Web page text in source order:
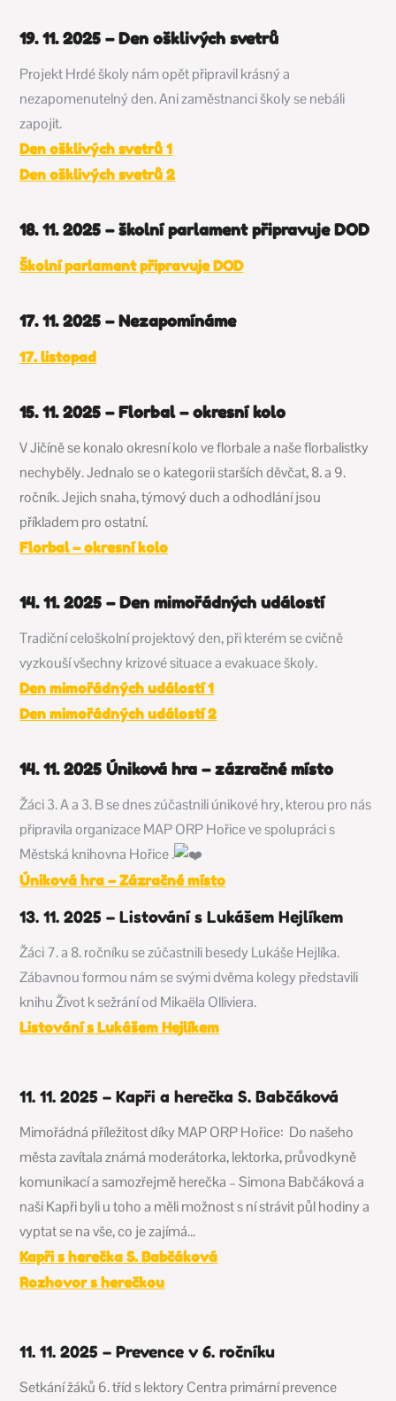
19. 11. 2025 – Den ošklivých svetrů
Projekt Hrdé školy nám opět připravil krásný a
nezapomenutelný den. Ani zaměstnanci školy se nebáli
zapojit.
Den ošklivých svetrů 1
Den ošklivých svetrů 2
18. 11. 2025 – školní parlament připravuje DOD
Školní parlament připravuje DOD
17. 11. 2025 – Nezapomínáme
17. listopad
15. 11. 2025 – Florbal – okresní kolo
V Jičíně se konalo okresní kolo ve florbale a naše florbalistky
nechyběly. Jednalo se o kategorii starších děvčat, 8. a 9.
ročník. Jejich snaha, týmový duch a odhodlání jsou
příkladem pro ostatní.
Florbal – okresní kolo
14. 11. 2025 – Den mimořádných událostí
Tradiční celoškolní projektový den, při kterém se cvičně
vyzkouší všechny krizové situace a evakuace školy.
Den mimořádných událostí 1
Den mimořádných událostí 2
14. 11. 2025 Úniková hra – zázračné místo
Žáci 3. A a 3. B se dnes zúčastnili únikové hry, kterou pro nás
připravila organizaceMAP ORP Hořiceve spolupráci s
Městská knihovna Hořice.
Úniková hra – Zázračné místo
13. 11. 2025 – Listování s Lukášem Hejlíkem
Žáci 7. a 8. ročníku se zúčastnili besedy Lukáše Hejlíka.
Zábavnou formou nám se svými dvěma kolegy představili
knihu Život k sežrání od Mikaëla Olliviera.
Listování s Lukášem Hejlíkem
11. 11. 2025 – Kapři a herečka S. Babčáková
Mimořádná příležitost díky MAP ORP Hořice: Do našeho
města zavítala známá moderátorka, lektorka, průvodkyně
komunikací a samozřejmě herečka – Simona Babčáková a
naši Kapři byli u toho a měli možnost s ní strávit půl hodiny a
vyptat se na vše, co je zajímá…
Kapři s herečka S. Babčáková
Rozhovor s herečkou
11. 11. 2025 – Prevence v 6. ročníku
Setkání žáků 6. tříd s lektory Centra primární prevence